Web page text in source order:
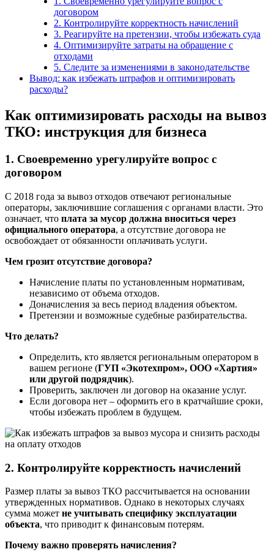
договором
2. Контролируйте корректность начислений
3. Реагируйте на претензии, чтобы избежать суда
4. Оптимизируйте затраты на обращение с
отходами
5. Следите за изменениями в законодательстве
Вывод: как избежать штрафов и оптимизировать
расходы?
Как оптимизировать расходы на вывоз
ТКО: инструкция для бизнеса
1. Своевременно урегулируйте вопрос с
договором
С 2018 года за вывоз отходов отвечают региональные
операторы, заключившие соглашения с органами власти. Это
означает, что плата за мусор должна вноситься через
официального оператора, а отсутствие договора не
освобождает от обязанности оплачивать услуги.
Чем грозит отсутствие договора?
Начисление платы по установленным нормативам,
независимо от объема отходов.
Доначисления за весь период владения объектом.
Претензии и возможные судебные разбирательства.
Что делать?
Определить, кто является региональным оператором в
вашем регионе (ГУП «Экотехпром», ООО «Хартия»
или другой подрядчик).
Проверить, заключен ли договор на оказание услуг.
Если договора нет – оформить его в кратчайшие сроки,
чтобы избежать проблем в будущем.
2. Контролируйте корректность начислений
Размер платы за вывоз ТКО рассчитывается на основании
утвержденных нормативов. Однако в некоторых случаях
сумма может не учитывать специфику эксплуатации
объекта, что приводит к финансовым потерям.
Почему важно проверять начисления?